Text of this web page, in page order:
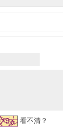
看不清？